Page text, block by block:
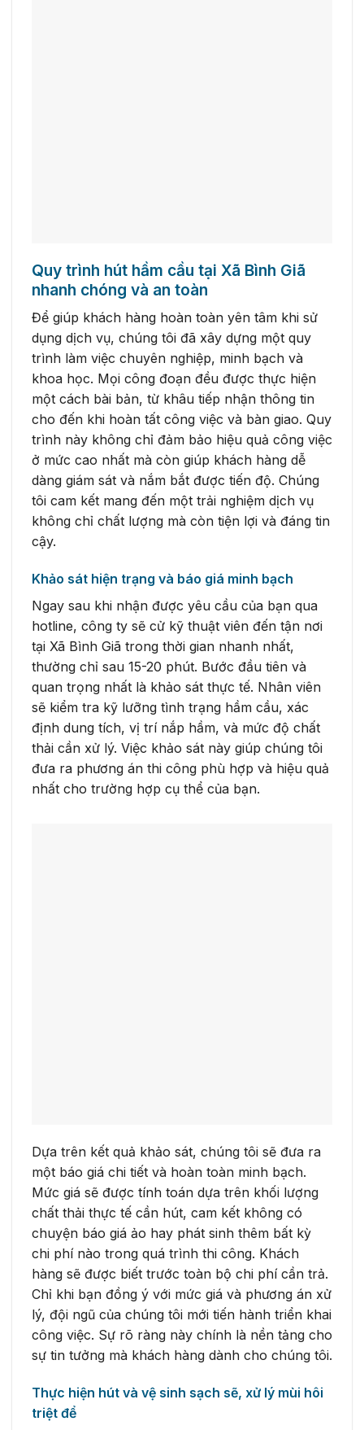
Quy trình hút hầm cầu tại Xã Bình Giã
nhanh chóng và an toàn
Để giúp khách hàng hoàn toàn yên tâm khi sử
dụng dịch vụ, chúng tôi đã xây dựng một quy
trình làm việc chuyên nghiệp, minh bạch và
khoa học. Mọi công đoạn đều được thực hiện
một cách bài bản, từ khâu tiếp nhận thông tin
cho đến khi hoàn tất công việc và bàn giao. Quy
trình này không chỉ đảm bảo hiệu quả công việc
ở mức cao nhất mà còn giúp khách hàng dễ
dàng giám sát và nắm bắt được tiến độ. Chúng
tôi cam kết mang đến một trải nghiệm dịch vụ
không chỉ chất lượng mà còn tiện lợi và đáng tin
cậy.
Khảo sát hiện trạng và báo giá minh bạch
Ngay sau khi nhận được yêu cầu của bạn qua
hotline, công ty sẽ cử kỹ thuật viên đến tận nơi
tại Xã Bình Giã trong thời gian nhanh nhất,
thường chỉ sau 15-20 phút. Bước đầu tiên và
quan trọng nhất là khảo sát thực tế. Nhân viên
sẽ kiểm tra kỹ lưỡng tình trạng hầm cầu, xác
định dung tích, vị trí nắp hầm, và mức độ chất
thải cần xử lý. Việc khảo sát này giúp chúng tôi
đưa ra phương án thi công phù hợp và hiệu quả
nhất cho trường hợp cụ thể của bạn.
Dựa trên kết quả khảo sát, chúng tôi sẽ đưa ra
một báo giá chi tiết và hoàn toàn minh bạch.
Mức giá sẽ được tính toán dựa trên khối lượng
chất thải thực tế cần hút, cam kết không có
chuyện báo giá ảo hay phát sinh thêm bất kỳ
chi phí nào trong quá trình thi công. Khách
hàng sẽ được biết trước toàn bộ chi phí cần trả.
Chỉ khi bạn đồng ý với mức giá và phương án xử
lý, đội ngũ của chúng tôi mới tiến hành triển khai
công việc. Sự rõ ràng này chính là nền tảng cho
sự tin tưởng mà khách hàng dành cho chúng tôi.
Thực hiện hút và vệ sinh sạch sẽ, xử lý mùi hôi
triệt để